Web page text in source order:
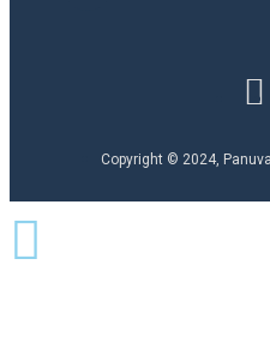
Copyright © 2024,